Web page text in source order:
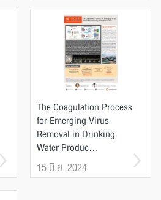
The Coagulation Process
for Emerging Virus
Removal in Drinking
Water Produc...
15 มิ.ย. 2024